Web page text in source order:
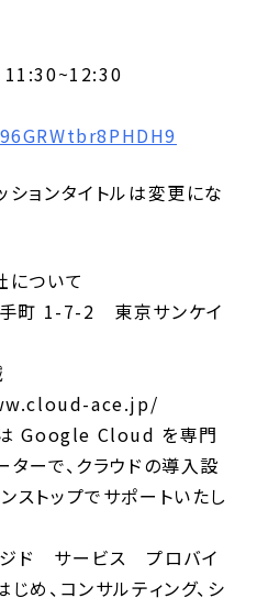
11:30~12:30
ョンタイトルは変更にな
について
町 1-7-2 東京サンケイ
ace.jp/
は Google Cloud を専門
ターで、クラウドの導入設
ストップでサポートいたし
ド サービス プロバイ
め、コンサルティング、シ